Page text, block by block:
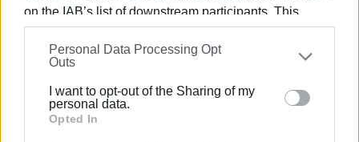
on the IAB’s list of downstream participants. This
information may also be disclosed by us to third parties
on theIAB’s List of Downstream Participants
that may
further disclose it to other third parties.
Please note that this website/app uses one or more
Google services and may gather and store information
Personal Data Processing Opt
Outs
I want to opt-out of the Sharing of my
personal data.
Opted In